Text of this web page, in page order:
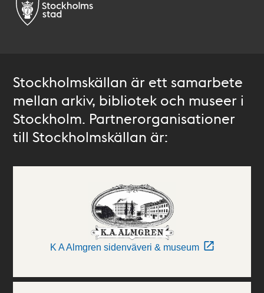
Stockholmskällan är ett samarbete
mellan arkiv, bibliotek och museer i
Stockholm. Partnerorganisationer
till Stockholmskällan är:
K A Almgren sidenväveri & museum